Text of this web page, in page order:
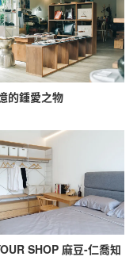
的鍾愛之物
SHOP 麻豆-仁喬知